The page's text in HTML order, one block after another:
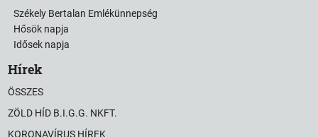
Székely Bertalan Emlékünnepség
Hősök napja
Idősek napja
Hírek
ÖSSZES
ZÖLD HÍD B.I.G.G. NKFT.
KORONAVÍRUS HÍREK